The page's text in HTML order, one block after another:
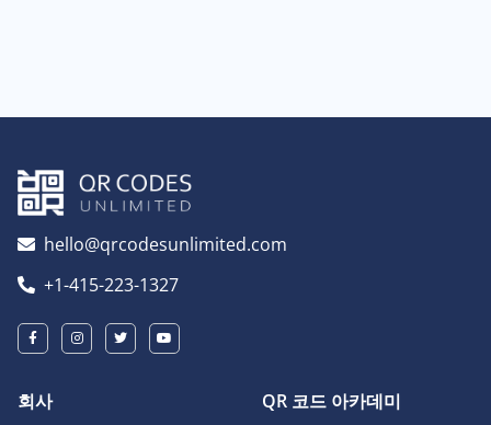
hello@qrcodesunlimited.com
+1-415-223-1327
회사 QR 코드 아카데미